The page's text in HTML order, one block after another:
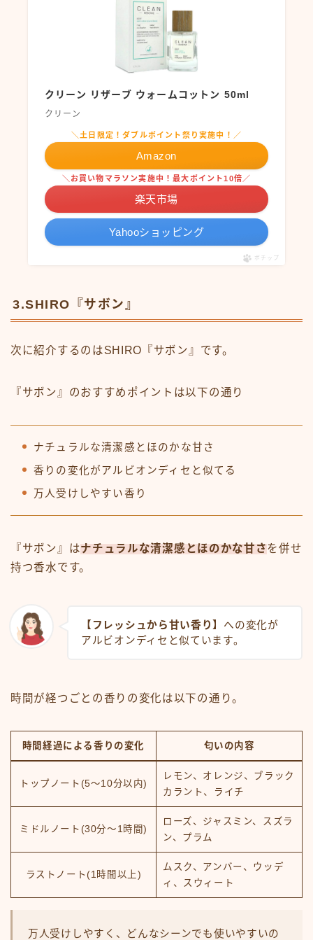
クリーン リザーブ ウォームコットン 50ml
クリーン
＼土日限定！ダブルポイント祭り実施中！／
Amazon
＼お買い物マラソン実施中！最大ポイント10倍／
楽天市場
Yahooショッピング
ポチップ
3.SHIRO『サボン』
次に紹介するのはSHIRO『サボン』です。
『サボン』のおすすめポイントは以下の通り
ナチュラルな清潔感とほのかな甘さ
香りの変化がアルビオンディセと似てる
万人受けしやすい香り
『サボン』はナチュラルな清潔感とほのかな甘さを併せ
持つ香水です。
【フレッシュから甘い香り】 への変化が
アルビオンディセと似ています。
時間が経つごとの香りの変化は以下の通り。
時間経過による香りの変化 匂いの内容
トップノート(5～10分以内)
レモン、オレンジ、ブラック
カラント、ライチ
ミドルノート(30分～1時間)
ローズ、ジャスミン、スズラ
ン、プラム
ラストノート(1時間以上)
ムスク、アンバー、ウッデ
ィ、スウィート
万人受けしやすく、どんなシーンでも使いやすいの